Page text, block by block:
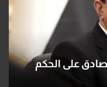
على الحكم